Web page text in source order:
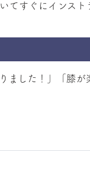
てすぐにインスト
ました！」「膝が